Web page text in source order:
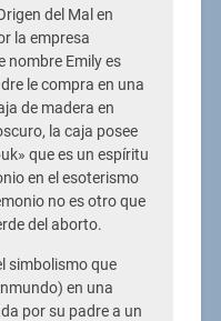
del Mal en
la empresa
nombre Emily es
le compra en una
de madera en
la caja posee
que es un espíritu
en el esoterismo
no es otro que
del aborto.
simbolismo que
en una
por su padre a un